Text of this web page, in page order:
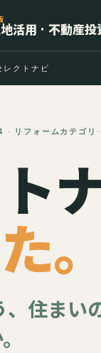
活用 · 不動産投
レクトナビ
· リフォームカテゴリ
。
住まい